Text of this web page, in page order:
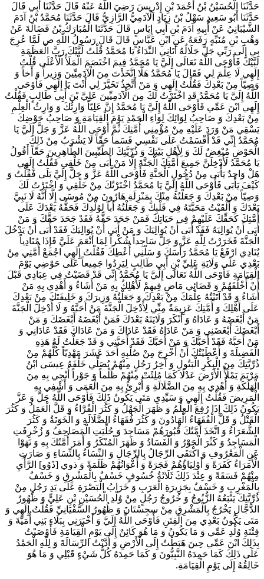
حَدَّثَنَا الْحُسَيْنُ بْنُ أَحْمَدَ بْنِ إِدْرِيسَ رَضِيَ اللَّهُ عَنْهُ قَالَ حَدَّثَنَا أَبِي قَالَ
حَدَّثَنَا أَبُو سَعِيدٍ سَهْلُ بْنُ زِيَادٍ الْآدَمِيُّ الرَّازِيُّ قَالَ حَدَّثَنَا مُحَمَّدُ بْنُ آدَمَ
الشَّيْبَانِيُ‌ عَنْ أَبِيهِ آدَمَ بْنِ أَبِي إِيَاسٍ قَالَ حَدَّثَنَا الْمُبَارَكُ بْنُ فَضَالَةَ عَنْ
وَهْبِ بْنِ مُنَبِّهٍ رَفَعَهُ عَنِ ابْنِ عَبَّاسٍ قَالَ قَالَ رَسُولُ اللَّهِ ص‌ لَمَّا عُرِجَ
بِي إِلَى رَبِّي جَلَّ جَلَالُهُ أَتَانِي النِّدَاءُ يَا مُحَمَّدُ قُلْتُ لَبَّيْكَ رَبَّ الْعَظَمَةِ
لَبَّيْكَ فَأَوْحَى اللَّهُ تَعَالَى إِلَيَّ يَا مُحَمَّدُ فِيمَ اخْتَصَمَ الْمَلَأُ الْأَعْلَى قُلْتُ
إِلَهِي لَا عِلْمَ لِي فَقَالَ يَا مُحَمَّدُ هَلَّا اتَّخَذْتَ مِنَ الْآدَمِيِّينَ وَزِيراً وَ أَخاً وَ
وَصِيّاً مِنْ بَعْدِكَ فَقُلْتُ إِلَهِي وَ مَنْ أَتَّخِذُ تَخَيَّرْ لِي أَنْتَ يَا إِلَهِي فَأَوْحَى
اللَّهُ إِلَيَّ يَا مُحَمَّدُ قَدِ اخْتَرْتُ لَكَ مِنَ الْآدَمِيِّينَ عَلِيَّ بْنَ أَبِي طَالِبٍ فَقُلْتُ
إِلَهِي ابْنَ عَمِّي فَأَوْحَى اللَّهُ إِلَيَّ يَا مُحَمَّدُ إِنَّ عَلِيّاً وَارِثُكَ وَ وَارِثُ الْعِلْمِ
مِنْ بَعْدِكَ وَ صَاحِبُ لِوَائِكَ لِوَاءِ الْحَمْدِ يَوْمَ الْقِيَامَةِ وَ صَاحِبُ حَوْضِكَ
يَسْقِي مَنْ وَرَدَ عَلَيْهِ مِنْ مُؤْمِنِي أُمَّتِكَ ثُمَّ أَوْحَى اللَّهُ عَزَّ وَ جَلَّ إِلَيَّ يَا
مُحَمَّدُ إِنِّي قَدْ أَقْسَمْتُ عَلَى نَفْسِي قَسَماً حَقّاً لَا يَشْرَبُ مِنْ ذَلِكَ
الْحَوْضِ مُبْغِضٌ لَكَ وَ لِأَهْلِ بَيْتِكَ وَ ذُرِّيَّتِكَ الطَّيِّبِينَ الطَّاهِرِينَ حَقّاً أَقُولُ
يَا مُحَمَّدُ لَأُدْخِلَنَّ جَمِيعَ أُمَّتِكَ الْجَنَّةَ إِلَّا مَنْ أَبَى مِنْ خَلْقِي فَقُلْتُ إِلَهِي
هَلْ وَاحِدٌ يَأْبَى مِنْ دُخُولِ الْجَنَّةِ فَأَوْحَى اللَّهُ عَزَّ وَ جَلَّ إِلَيَّ بَلَى فَقُلْتُ وَ
كَيْفَ يَأْبَى فَأَوْحَى‌ اللَّهُ إِلَيَّ يَا مُحَمَّدُ اخْتَرْتُكَ مِنْ خَلْقِي وَ اخْتَرْتُ لَكَ
وَصِيّاً مِنْ بَعْدِكَ وَ جَعَلْتُهُ مِنْكَ بِمَنْزِلَةِ هَارُونَ مِنْ مُوسَى إِلَّا أَنَّهُ لَا نَبِيَّ
بَعْدَكَ وَ أَلْقَيْتُ مَحَبَّتَهُ فِي قَلْبِكَ وَ جَعَلْتُهُ أَباً لِوُلْدِكَ فَحَقُّهُ بَعْدَكَ عَلَى
أُمَّتِكَ كَحَقِّكَ عَلَيْهِمْ فِي حَيَاتِكَ فَمَنْ جَحَدَ حَقَّهُ فَقَدْ جَحَدَ حَقَّكَ وَ مَنْ
أَبَى أَنْ يُوَالِيَهُ فَقَدْ أَبَى أَنْ يُوَالِيَكَ وَ مَنْ أَبَى أَنْ يُوَالِيَكَ فَقَدْ أَبَى أَنْ يَدْخُلَ
الْجَنَّةَ فَخَرَرْتُ لِلَّهِ عَزَّ وَ جَلَّ سَاجِداً شُكْراً لِمَا أَنْعَمَ عَلَيَّ فَإِذَا مُنَادِياً
يُنَادِي ارْفَعْ يَا مُحَمَّدُ رَأْسَكَ وَ سَلْنِي أُعْطِكَ فَقُلْتُ إِلَهِي اجْمَعْ أُمَّتِي مِنْ
بَعْدِي عَلَى وَلَايَةِ عَلِيِّ بْنِ أَبِي طَالِبٍ لِيَرِدُوا جَمِيعاً عَلَى حَوْضِي يَوْمَ
الْقِيَامَةِ فَأَوْحَى اللَّهُ تَعَالَى إِلَيَّ يَا مُحَمَّدُ إِنِّي قَدْ قَضَيْتُ فِي عِبَادِي قَبْلَ
أَنْ أَخْلُقَهُمْ وَ قَضَائِي مَاضٍ فِيهِمْ لَأُهْلِكُ بِهِ مَنْ أَشَاءُ وَ أَهْدِي بِهِ مَنْ
أَشَاءُ وَ قَدْ آتَيْتُهُ عِلْمَكَ مِنْ بَعْدِكَ وَ جَعَلْتُهُ وَزِيرَكَ وَ خَلِيفَتَكَ مِنْ بَعْدِكَ
عَلَى أَهْلِكَ وَ أُمَّتِكَ عَزِيمَةً مِنِّي لِأُدْخِلَ الْجَنَّةَ مَنْ أَحَبَّهُ وَ لَا أُدْخِلَ الْجَنَّةَ
مَنْ أَبْغَضَهُ وَ عَادَاهُ وَ أَنْكَرَ وَلَايَتَهُ بَعْدَكَ فَمَنْ أَبْغَضَهُ أَبْغَضَكَ وَ مَنْ
أَبْغَضَكَ أَبْغَضَنِي وَ مَنْ عَادَاهُ فَقَدْ عَادَاكَ وَ مَنْ عَادَاكَ فَقَدْ عَادَانِي وَ
مَنْ أَحَبَّهُ فَقَدْ أَحَبَّكَ وَ مَنْ أَحَبَّكَ فَقَدْ أَحَبَّنِي وَ قَدْ جَعَلْتُ لَهُ هَذِهِ
الْفَضِيلَةَ وَ أَعْطَيْتُكَ أَنْ أُخْرِجَ مِنْ صُلْبِهِ أَحَدَ عَشَرَ مَهْدِيّاً كُلُّهُمْ مِنْ
ذُرِّيَّتِكَ مِنَ الْبِكْرِ الْبَتُولِ وَ آخِرُ رَجُلٍ مِنْهُمْ يُصَلِّي خَلْفَهُ عِيسَى ابْنُ
مَرْيَمَ يَمْلَأُ الْأَرْضَ عَدْلًا كَمَا مُلِئَتْ مِنْهُمْ ظُلْماً وَ جَوْراً أُنْجِي بِهِ مِنَ
الْهَلَكَةِ وَ أُهْدِي بِهِ مِنَ الضَّلَالَةِ وَ أُبْرِئُ بِهِ مِنَ الْعَمَى وَ أَشْفِي بِهِ
الْمَرِيضَ فَقُلْتُ إِلَهِي وَ سَيِّدِي مَتَى يَكُونُ ذَلِكَ فَأَوْحَى اللَّهُ جَلَّ وَ عَزَّ
يَكُونُ ذَلِكَ إِذَا رُفِعَ الْعِلْمُ وَ ظَهَرَ الْجَهْلُ وَ كَثُرَ الْقُرَّاءُ وَ قَلَّ الْعَمَلُ وَ كَثُرَ
الْقَتْلُ وَ قَلَّ الْفُقَهَاءُ الْهَادُونَ وَ كَثُرَ فُقَهَاءُ الضَّلَالَةِ وَ الْخَوَنَةُ وَ كَثُرَ
الشُّعَرَاءُ وَ اتَّخَذَ أُمَّتُكَ قُبُورَهُمْ مَسَاجِدَ وَ حُلِّيَتِ الْمَصَاحِفُ وَ زُخْرِفَتِ
الْمَسَاجِدُ وَ كَثُرَ الْجَوْرُ وَ الْفَسَادُ وَ ظَهَرَ الْمُنْكَرُ وَ أَمَرَ أُمَّتُكَ بِهِ وَ نَهَوْا
عَنِ الْمَعْرُوفِ وَ اكْتَفَى الرِّجَالُ بِالرِّجَالِ وَ النِّسَاءُ بِالنِّسَاءِ وَ صَارَتِ
الْأُمَرَاءُ كَفَرَةً وَ أَوْلِيَاؤُهُمْ فَجَرَةً وَ أَعْوَانُهُمْ ظَلَمَةً وَ ذوي [ذَوُو] الرَّأْيِ
مِنْهُمْ فَسَقَةً وَ عِنْدَ ذَلِكَ ثَلَاثَةُ خُسُوفٍ خَسْفٌ بِالْمَشْرِقِ وَ خَسْفٌ
بِالْمَغْرِبِ وَ خَسْفٌ بِجَزِيرَةِ الْعَرَبِ وَ خَرَابُ الْبَصْرَةِ عَلَى يَدِ رَجُلٍ مِنْ
ذُرِّيَّتِكَ يَتْبَعُهُ الزُّنُوجُ وَ خُرُوجُ رَجُلٍ مِنْ وُلْدِ الْحُسَيْنِ بْنِ عَلِيٍّ وَ ظُهُورُ
الدَّجَّالِ‌ يَخْرُجُ بِالْمَشْرِقِ مِنْ سِجِسْتَانَ وَ ظُهُورُ السُّفْيَانِيِّ فَقُلْتُ إِلَهِي وَ
مَتَى يَكُونُ بَعْدِي مِنَ الْفِتَنِ فَأَوْحَى اللَّهُ إِلَيَّ وَ أَخْبَرَنِي بِبَلَاءِ بَنِي أُمَيَّةَ وَ
فِتْنَةِ وُلْدِ عَمِّي وَ مَا يَكُونُ وَ مَا هُوَ كَائِنٌ إِلَى يَوْمِ الْقِيَامَةِ فَأَوْصَيْتُ
بِذَلِكَ ابْنَ عَمِّي حِينَ هَبَطْتُ إِلَى الْأَرْضِ وَ أَدَّيْتُ الرِّسَالَةَ وَ لِلَّهِ الْحَمْدُ
عَلَى ذَلِكَ كَمَا حَمِدَهُ النَّبِيُّونَ وَ كَمَا حَمِدَهُ كُلُّ شَيْ‌ءٍ قَبْلِي وَ مَا هُوَ
خَالِقُهُ إِلَى يَوْمِ الْقِيَامَةِ.